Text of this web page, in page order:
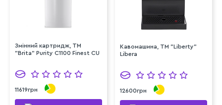
Змінний картридж, TM
"Brita" Purity C1100 Finest CU
11619грн
Кавомашина, ТМ "Liberty"
Libera
12600грн